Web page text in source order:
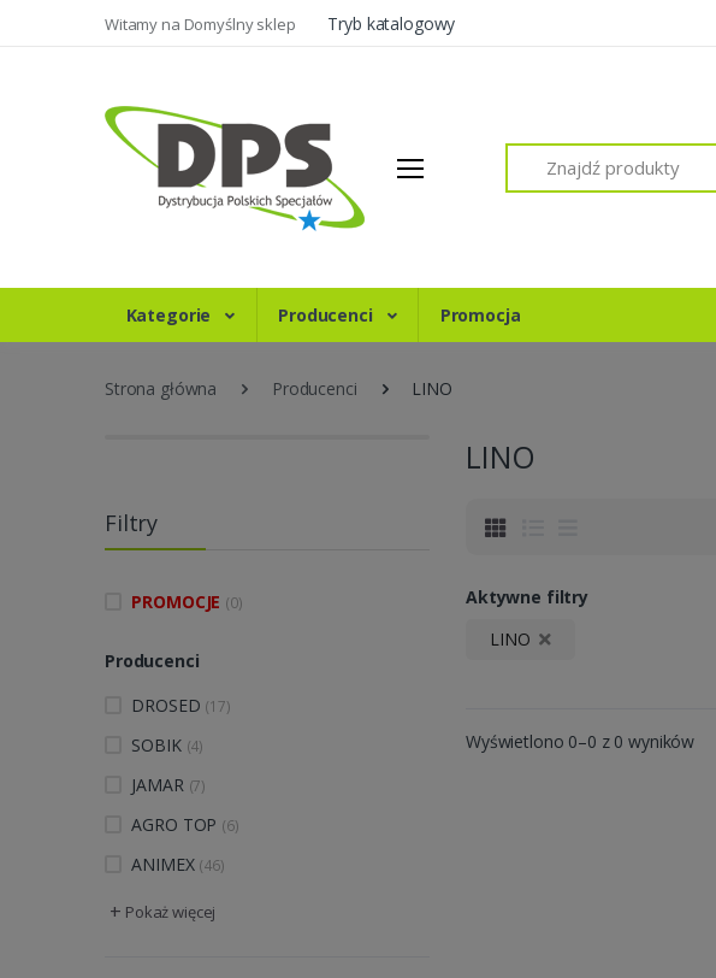
Witamy na Domyślny sklep Tryb katalogowy
Kategorie Producenci Promocja
Strona główna Producenci LINO
Filtry
PROMOCJE (0)
Producenci
DROSED (17)
SOBIK (4)
JAMAR (7)
AGRO TOP (6)
ANIMEX (46)
+ Pokaż więcej
LINO
Aktywne filtry
LINO
Wyświetlono 0–0 z 0 wyników